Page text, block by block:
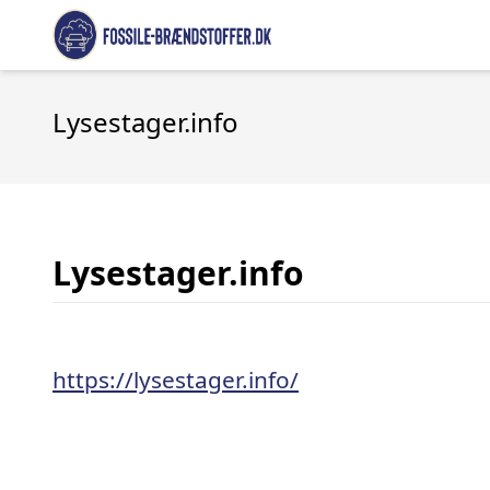
Lysestager.info
Lysestager.info
https://lysestager.info/